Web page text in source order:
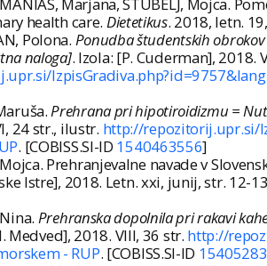
health care. Dietetikus. 2018, letn.
Polona. Ponudba študentskih
naloga]. Izola: [P. Cuderman], 2018.
Prehrana pri hipotiroidizmu =
24 str., ilustr. http://repozitorij.upr.si/
. [COBISS.SI-ID 1540463556]
Mojca. Prehranjevalne navade v
Istre], 2018. Letn. xxi, junij, str. 12-
Prehranska dopolnila pri rakavi
Medved], 2018. VIII, 36 str. http://
- RUP. [COBISS.SI-ID